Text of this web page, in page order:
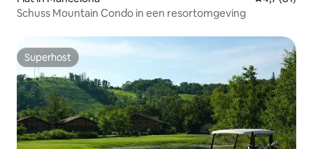
Schuss Mountain Condo in een resortomgeving
Superhost
Superhost